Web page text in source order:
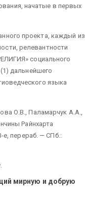
начатые в первых
проекта, каждый из
релевантности
социального
дальнейшего
языка
О.В., Паламарчук А.А.,
Райнхарта
перераб. — СПб.:
.
мирную и добрую